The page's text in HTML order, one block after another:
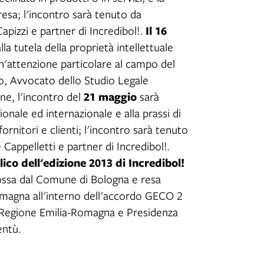
l'incontro sarà tenuto da
e partner di Incredibol!. Il 16
tutela della proprietà intellettuale
particolare al campo del
Avvocato dello Studio Legale
l'incontro del 21 maggio sarà
ed internazionale e alla prassi di
e clienti; l'incontro sarà tenuto
e partner di Incredibol!.
dell'edizione 2013 di Incredibol!
dal Comune di Bologna e resa
all'interno dell'accordo GECO 2
Emilia-Romagna e Presidenza